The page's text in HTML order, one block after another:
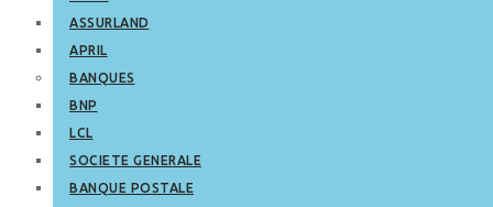
ASSURLAND
APRIL
BANQUES
BNP
LCL
SOCIETE GENERALE
BANQUE POSTALE